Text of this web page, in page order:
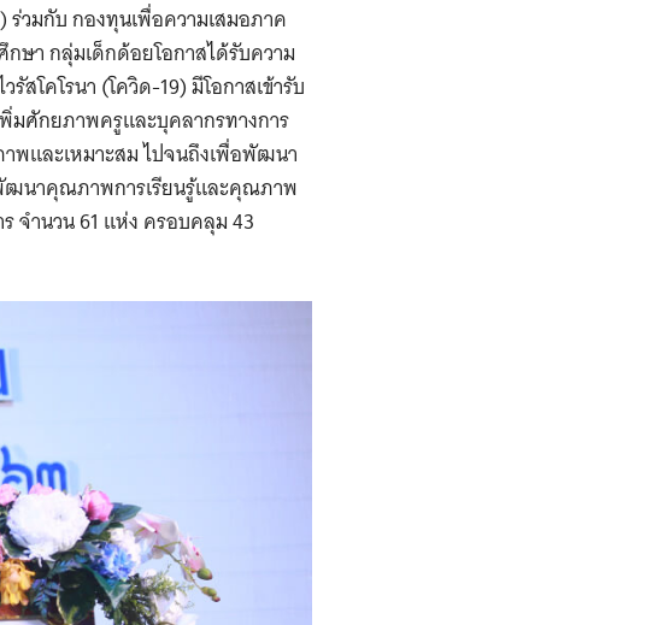
ร่วมกับ กองทุนเพื่อความเสมอภาค
ษา กลุ่มเด็กด้อยโอกาสได้รับความ
สโคโรนา (โควิด-19) มีโอกาสเข้ารับ
มศักยภาพครูและบุคลากรทางการ
พและเหมาะสม ไปจนถึงเพื่อพัฒนา
พัฒนาคุณภาพการเรียนรู้และคุณภาพ
จำนวน 61 แห่ง ครอบคลุม 43